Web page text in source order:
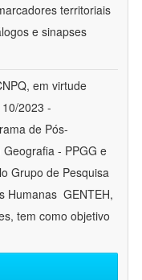
territoriais
e sinapses
em virtude
2023 -
de Pós-
- PPGG e
Grupo de Pesquisa
 GENTEH,
tem como objetivo